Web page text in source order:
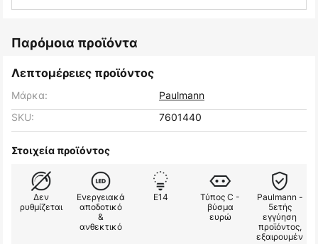
Παρόμοια προϊόντα
Λεπτομέρειες προϊόντος
Μάρκα:
Paulmann
SKU:
7601440
Στοιχεία προϊόντος
Δεν
ρυθμίζεται
Ενεργειακά
αποδοτικό
&
ανθεκτικό
E14
Τύπος C -
βύσμα
ευρώ
Paulmann -
5ετής
εγγύηση
προϊόντος,
εξαιρουμέν